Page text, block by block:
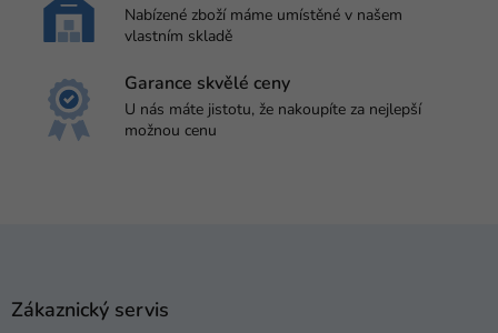
Nabízené zboží máme umístěné v našem
vlastním skladě
Garance skvělé ceny
U nás máte jistotu, že nakoupíte za nejlepší
možnou cenu
Zákaznický servis